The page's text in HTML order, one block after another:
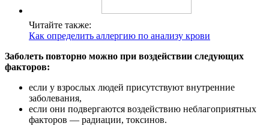
Читайте также:
Как определить аллергию по анализу крови
Заболеть повторно можно при воздействии следующих
факторов:
если у взрослых людей присутствуют внутренние
заболевания,
если они подвергаются воздействию неблагоприятных
факторов — радиации, токсинов.